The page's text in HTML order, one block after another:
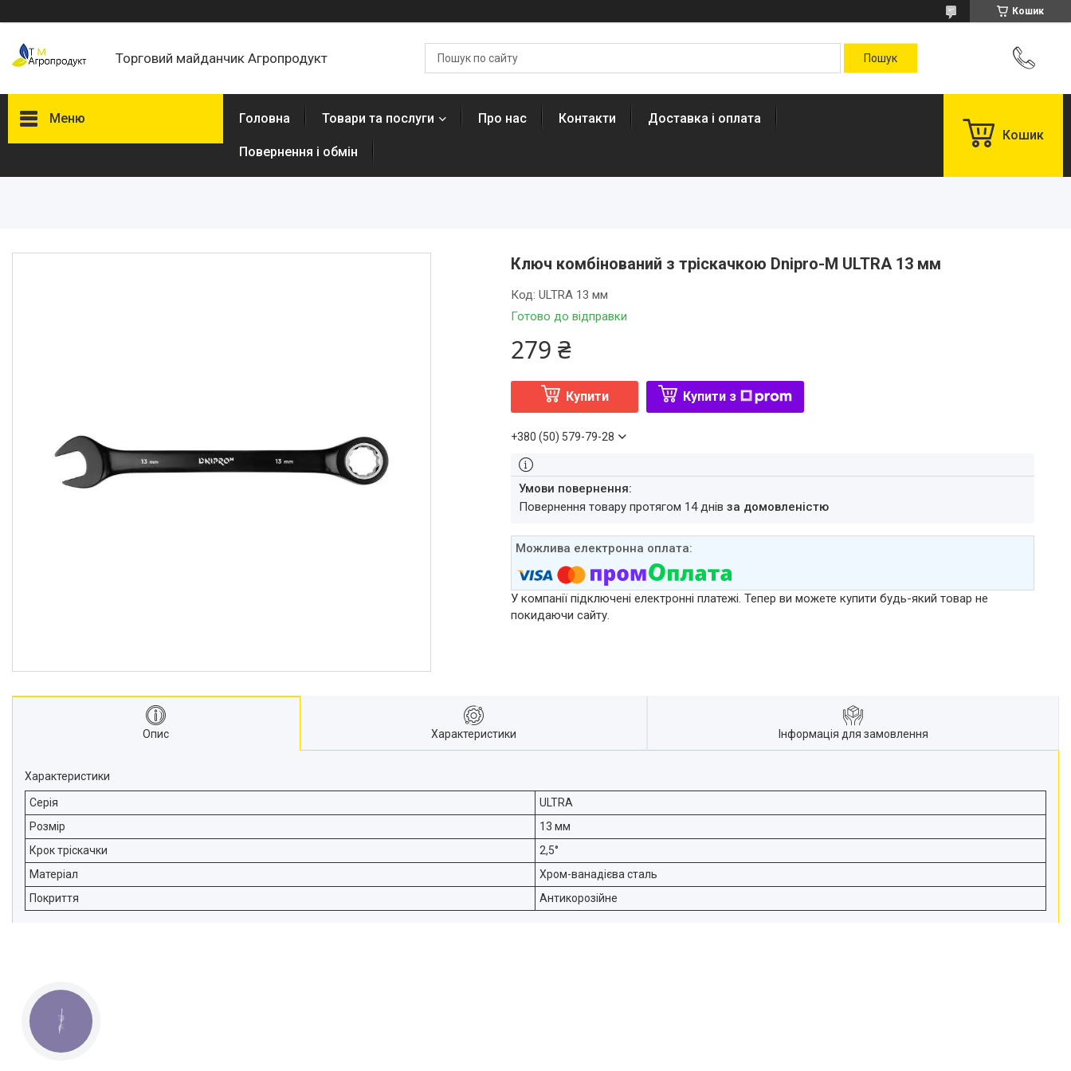
Кошик
Торговий майданчик Агропродукт
Меню Головна Товари та послуги Про нас Контакти Доставка і оплата
Повернення і обмін
Кошик
Ключ комбінований з тріскачкою Dnipro-M ULTRA 13 мм
Готово до відправки
Код:ULTRA 13 мм
279 ₴
Купити Купити з
+380 (50) 579-79-28
повернення товару протягом 14 днівза домовленістю
У компанії підключені електронні платежі. Тепер ви можете купити будь-який товар не
покидаючи сайту.
Опис Характеристики Інформація для замовлення
Характеристики
Серія
ULTRA
Розмір
13 мм
Крок тріскачки
2,5°
Матеріал
Хром-ванадієва сталь
Покриття
Антикорозійне
КНОПКА
ЗВ'ЯЗКУ